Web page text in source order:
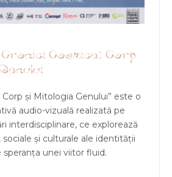
Cosmice: Corp
Corp și Mitologia Genului” este o
audio-vizuală realizată pe
interdisciplinare, ce explorează
sociale și culturale ale identității
speranța unei viitor fluid.